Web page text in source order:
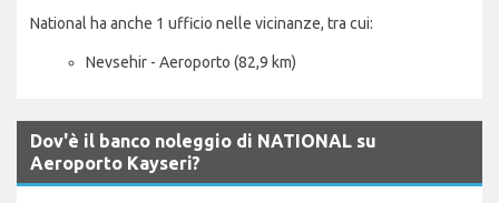
National ha anche 1 ufficio nelle vicinanze, tra cui:
Nevsehir - Aeroporto (82,9 km)
Dov'è il banco noleggio di NATIONAL su
Aeroporto Kayseri?